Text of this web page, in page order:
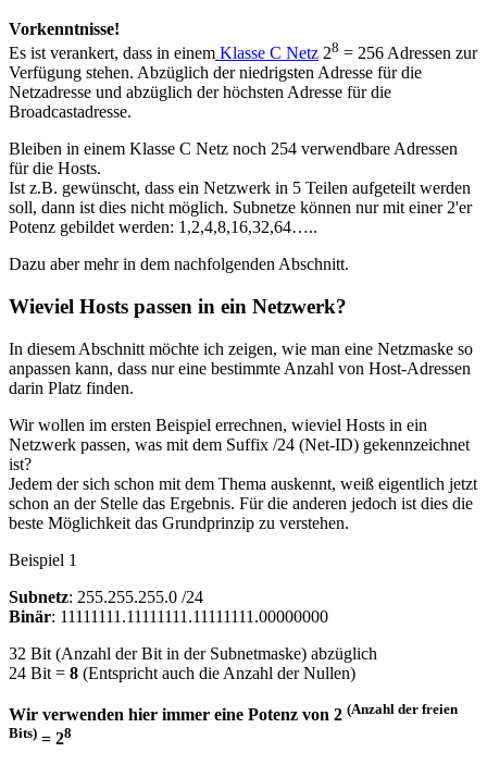
Vorkenntnisse!
Es ist verankert, dass in einem Klasse C Netz 28 = 256 Adressen zur
Verfügung stehen. Abzüglich der niedrigsten Adresse für die
Netzadresse und abzüglich der höchsten Adresse für die
Broadcastadresse.
Bleiben in einem Klasse C Netz noch 254 verwendbare Adressen
für die Hosts.
Ist z.B. gewünscht, dass ein Netzwerk in 5 Teilen aufgeteilt werden
soll, dann ist dies nicht möglich. Subnetze können nur mit einer 2'er
Potenz gebildet werden: 1,2,4,8,16,32,64…..
Dazu aber mehr in dem nachfolgenden Abschnitt.
Wieviel Hosts passen in ein Netzwerk?
In diesem Abschnitt möchte ich zeigen, wie man eine Netzmaske so
anpassen kann, dass nur eine bestimmte Anzahl von Host-Adressen
darin Platz finden.
Wir wollen im ersten Beispiel errechnen, wieviel Hosts in ein
Netzwerk passen, was mit dem Suffix /24 (Net-ID) gekennzeichnet
ist?
Jedem der sich schon mit dem Thema auskennt, weiß eigentlich jetzt
schon an der Stelle das Ergebnis. Für die anderen jedoch ist dies die
beste Möglichkeit das Grundprinzip zu verstehen.
Beispiel 1
Subnetz: 255.255.255.0 /24
Binär: 11111111.11111111.11111111.00000000
32 Bit (Anzahl der Bit in der Subnetmaske) abzüglich
24 Bit = 8 (Entspricht auch die Anzahl der Nullen)
Wir verwenden hier immer eine Potenz von 2 (Anzahl der freien
Bits) = 28